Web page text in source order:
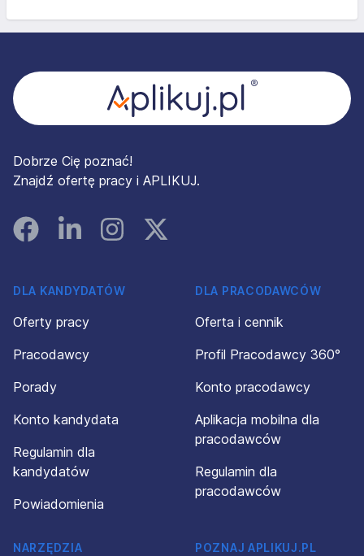
Dobrze Cię poznać!
Znajdź ofertę pracy i APLIKUJ.
FacebookLinked InInstagramInstagram
DLA KANDYDATÓW
Oferty pracy
Pracodawcy
Porady
Konto kandydata
Regulamin dla
kandydatów
Powiadomienia
DLA PRACODAWCÓW
Oferta i cennik
Profil Pracodawcy 360°
Konto pracodawcy
Aplikacja mobilna dla
pracodawców
Regulamin dla
pracodawców
NARZĘDZIA
POZNAJ APLIKUJ.PL